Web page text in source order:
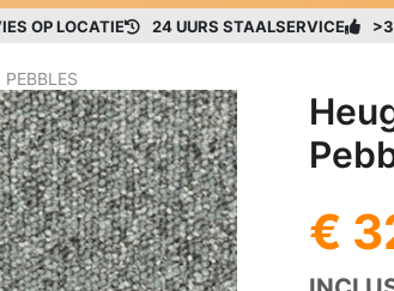
OP LOCATIE 24 UURS STAALSERVICE
€